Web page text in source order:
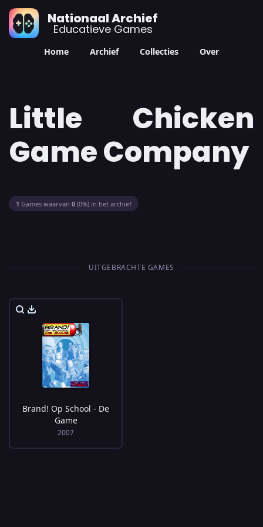
Nationaal Archief
Educatieve Games
Home Archief Collecties Over
Little Chicken
Game Company
1 Games waarvan0 (0%) in het archief
UITGEBRACHTE GAMES
Brand! Op School - De
Game
2007